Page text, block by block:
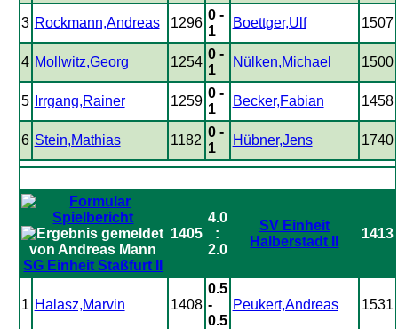
3 Rockmann,Andreas 1296
0 -
1
Boettger,Ulf 1507
4 Mollwitz,Georg 1254
0 -
1
Nülken,Michael 1500
5 Irrgang,Rainer 1259
0 -
1
Becker,Fabian 1458
6 Stein,Mathias 1182
0 -
1
Hübner,Jens 1740
SG Einheit Staßfurt II
1405
4.0
:
2.0
SV Einheit
Halberstadt II
1413
1 Halasz,Marvin 1408
0.5
-
0.5
Peukert,Andreas 1531